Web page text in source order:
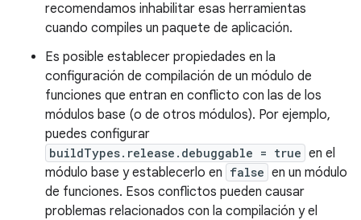
recomendamos inhabilitar esas herramientas
cuando compiles un paquete de aplicación.
Es posible establecer propiedades en la
configuración de compilación de un módulo de
funciones que entran en conflicto con las de los
módulos base (o de otros módulos). Por ejemplo,
puedes configurar
buildTypes.release.debuggable = true en el
módulo base y establecerlo en false en un módulo
de funciones. Esos conflictos pueden causar
problemas relacionados con la compilación y el